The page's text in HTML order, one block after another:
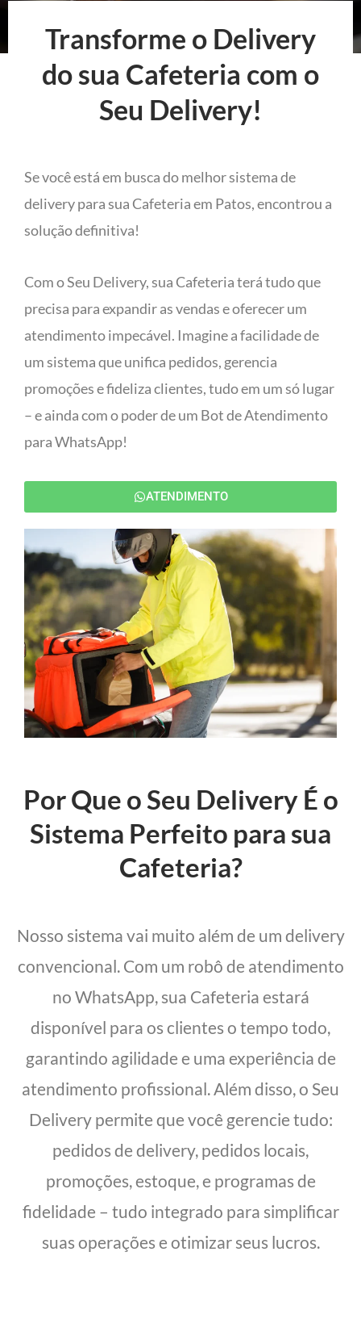
Transforme o Delivery
do sua Cafeteria com o
Seu Delivery!
Se você está em busca do melhor sistema de
delivery para sua Cafeteria em Patos, encontrou a
solução definitiva!
Com o Seu Delivery, sua Cafeteria terá tudo que
precisa para expandir as vendas e oferecer um
atendimento impecável. Imagine a facilidade de
um sistema que unifica pedidos, gerencia
promoções e fideliza clientes, tudo em um só lugar
– e ainda com o poder de um Bot de Atendimento
para WhatsApp!
ATENDIMENTO
Por Que o Seu Delivery É o
Sistema Perfeito para sua
Cafeteria?
Nosso sistema vai muito além de um delivery
convencional. Com um robô de atendimento
no WhatsApp, sua Cafeteria estará
disponível para os clientes o tempo todo,
garantindo agilidade e uma experiência de
atendimento profissional. Além disso, o Seu
Delivery permite que você gerencie tudo:
pedidos de delivery, pedidos locais,
promoções, estoque, e programas de
fidelidade – tudo integrado para simplificar
suas operações e otimizar seus lucros.